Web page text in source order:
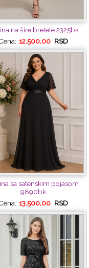
na šire bretele 2325bk
12.500,00 RSD
sa satenskim pojasom
9890bk
13.500,00 RSD